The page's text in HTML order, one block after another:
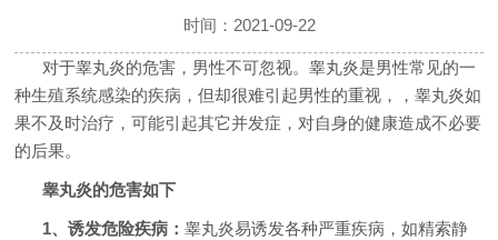
时间：2021-09-22
对于睾丸炎的危害，男性不可忽视。睾丸炎是男性常见的一
种生殖系统感染的疾病，但却很难引起男性的重视，，睾丸炎如
果不及时治疗，可能引起其它并发症，对自身的健康造成不必要
的后果。
睾丸炎的危害如下
1、诱发危险疾病：睾丸炎易诱发各种严重疾病，如精索静